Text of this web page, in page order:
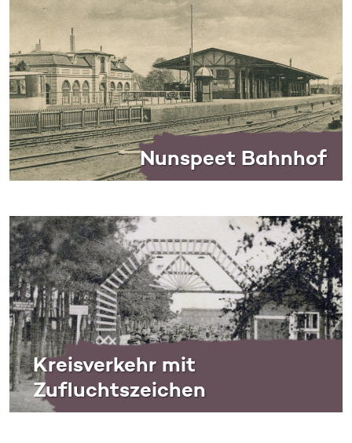
Nunspeet Bahnhof
Kreisverkehr mit
Zufluchtszeichen